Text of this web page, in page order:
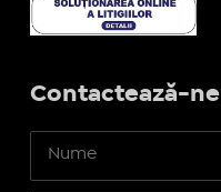
Contactează-ne